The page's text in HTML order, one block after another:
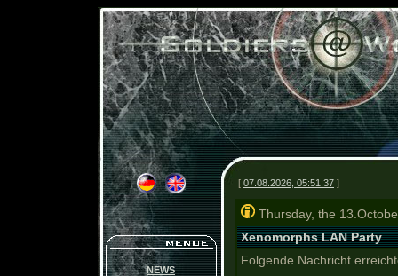
[ 07.08.2026, 05:51:37 ]
NEWS
Thursday, the
Xenomorphs LAN Party
Folgende Nachricht